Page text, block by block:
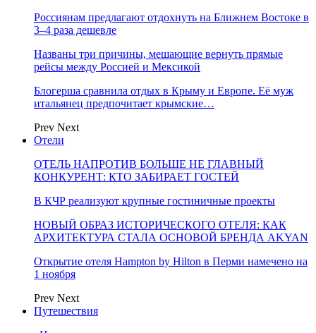
Россиянам предлагают отдохнуть на Ближнем Востоке в
3–4 раза дешевле
Названы три причины, мешающие вернуть прямые
рейсы между Россией и Мексикой
Блогерша сравнила отдых в Крыму и Европе. Её муж
итальянец предпочитает крымские…
Prev Next
Отели
ОТЕЛЬ НАПРОТИВ БОЛЬШЕ НЕ ГЛАВНЫЙ
КОНКУРЕНТ: КТО ЗАБИРАЕТ ГОСТЕЙ
В КЧР реализуют крупные гостиничные проекты
НОВЫЙ ОБРАЗ ИСТОРИЧЕСКОГО ОТЕЛЯ: КАК
АРХИТЕКТУРА СТАЛА ОСНОВОЙ БРЕНДА AKYAN
Открытие отеля Hampton by Hilton в Перми намечено на
1 ноября
Prev Next
Путешествия